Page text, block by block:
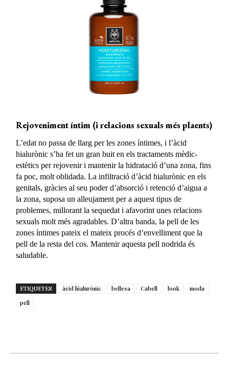
Rejoveniment íntim (i relacions sexuals més plaents)
L’edat no passa de llarg per les zones íntimes, i l’àcid
hialurònic s’ha fet un gran buit en els tractaments mèdic-
estètics per rejovenir i mantenir la hidratació d’una zona, fins
fa poc, molt oblidada. La infiltració d’àcid hialurònic en els
genitals, gràcies al seu poder d’absorció i retenció d’aigua a
la zona, suposa un alleujament per a aquest tipus de
problemes, millorant la sequedat i afavorint unes relacions
sexuals molt més agradables. D’altra banda, la pell de les
zones íntimes pateix el mateix procés d’envelliment que la
pell de la resta del cos. Mantenir aquesta pell nodrida és
saludable.
ETIQUETES àcid hialurònic bellesa Cabell look
moda
pell